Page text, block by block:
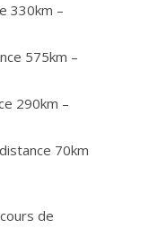
330km –
575km –
290km –
70km
de